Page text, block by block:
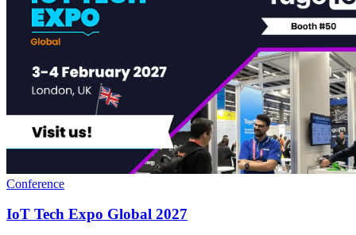
Conference
IoT Tech Expo Global 2027